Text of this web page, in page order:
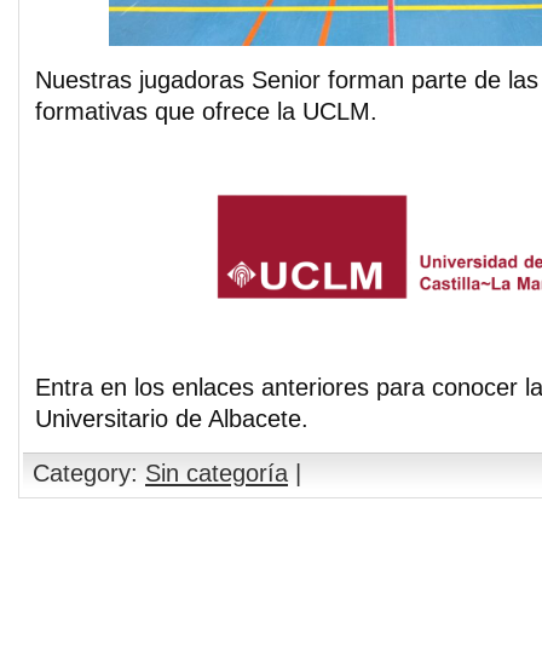
Nuestras jugadoras Senior forman parte de
formativas que ofrece la UCLM.
Entra en los enlaces anteriores para conocer
Universitario de Albacete.
Category: Sin categoría